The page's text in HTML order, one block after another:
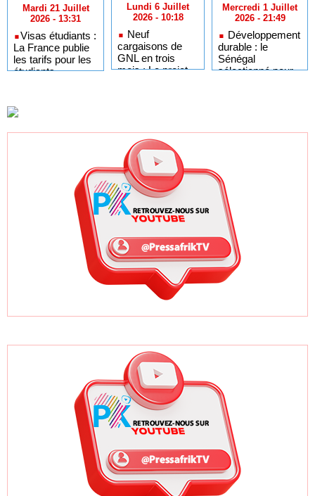
Mardi 21 Juillet
2026 - 13:31
​Visas étudiants :
La France publie
les tarifs pour les
étudiants
africains
Lundi 6 Juillet
2026 - 10:18
Neuf
cargaisons de
GNL en trois
mois : Le projet
Mercredi 1 Juillet
2026 - 21:49
Développement
durable : le
Sénégal
sélectionné pour
ODD